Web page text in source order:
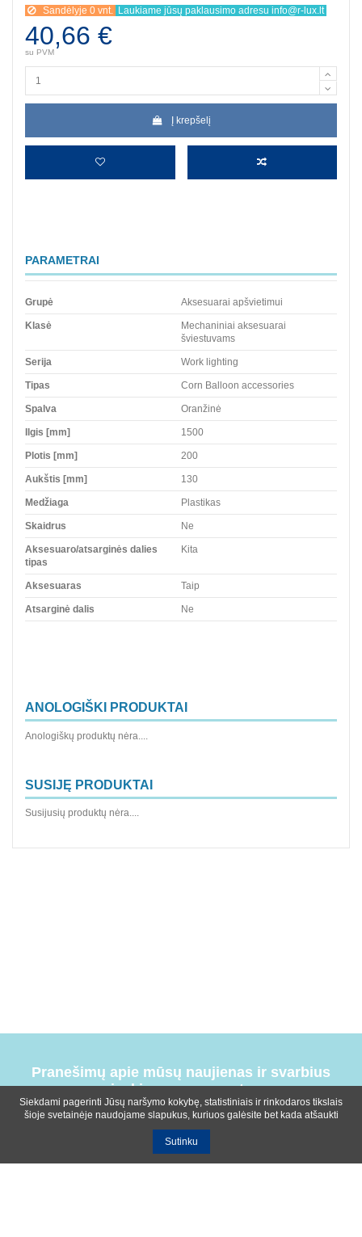
Sandėlyje 0 vnt. Laukiame jūsų paklausimo adresu info@r-lux.lt
40,66 €
su PVM
Į krepšelį
PARAMETRAI
Grupė Aksesuarai apšvietimui
Klasė
Mechaniniai aksesuarai
šviestuvams
Serija Work lighting
Tipas Corn Balloon accessories
Spalva Oranžinė
Ilgis [mm] 1500
Plotis [mm] 200
Aukštis [mm] 130
Medžiaga Plastikas
Skaidrus Ne
Aksesuaro/atsarginės dalies
tipas
Kita
Aksesuaras Taip
Atsarginė dalis Ne
ANOLOGIŠKI PRODUKTAI
Anologiškų produktų nėra....
SUSIJĘ PRODUKTAI
Susijusių produktų nėra....
Pranešimų apie mūsų naujienas ir svarbius
įvykius prenumerata
Siekdami pagerinti Jūsų naršymo kokybę, statistiniais ir rinkodaros tikslais
šioje svetainėje naudojame slapukus, kuriuos galėsite bet kada atšaukti
Sutinku